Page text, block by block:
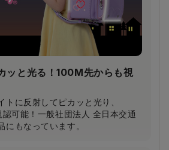
ッと光る！100M先からも視
トに反射してピカッと光り、
可能！一般社団法人 全日本交通
にもなっています。